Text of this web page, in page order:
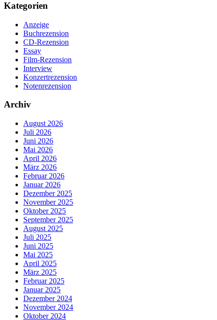
Kategorien
Anzeige
Buchrezension
CD-Rezension
Essay
Film-Rezension
Interview
Konzertrezension
Notenrezension
Archiv
August 2026
Juli 2026
Juni 2026
Mai 2026
April 2026
März 2026
Februar 2026
Januar 2026
Dezember 2025
November 2025
Oktober 2025
September 2025
August 2025
Juli 2025
Juni 2025
Mai 2025
April 2025
März 2025
Februar 2025
Januar 2025
Dezember 2024
November 2024
Oktober 2024